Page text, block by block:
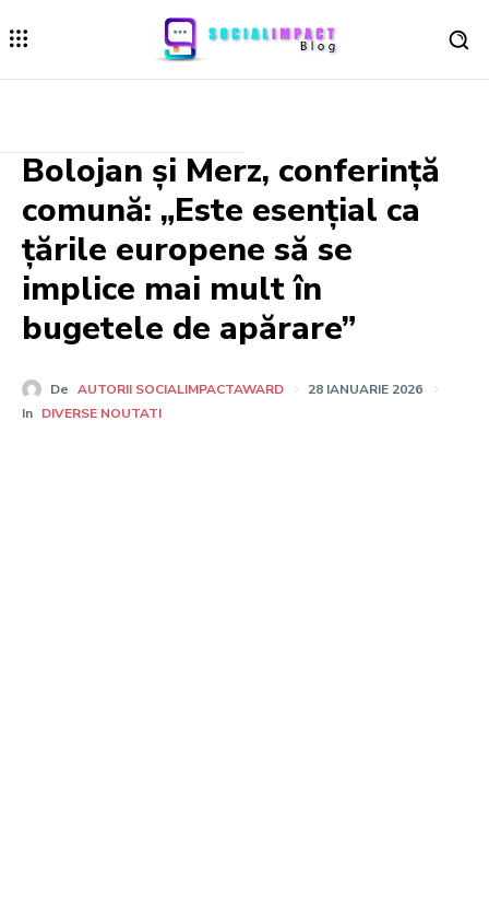
Bolojan și Merz, conferință
comună: „Este esențial ca
țările europene să se
implice mai mult în
bugetele de apărare”
De AUTORII SOCIALIMPACTAWARD
28 IANUARIE 2026
In DIVERSE NOUTATI